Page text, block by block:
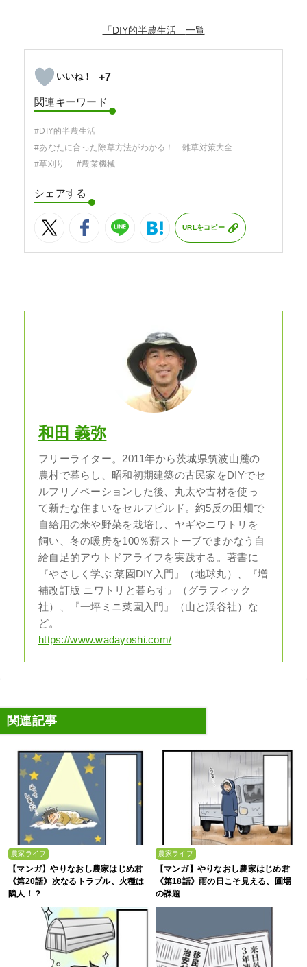
「DIY的半農生活」
+7
関連キーワード
#DIY的半農生活
#あなたに合った除草方法がわかる！ 雑草対策大全
#草刈り
#農業機械
シェアする
URLをコピー
和田 義弥
フリーライター。2011年から茨城県筑波山麓の
農村で暮らし、昭和初期建築の古民家をDIYでセ
ルフリノベーションした後、丸太や古材を使っ
て新たな住まいをセルフビルド。約5反の田畑で
自給用の米や野菜を栽培し、ヤギやニワトリを
飼い、冬の暖房を100％薪ストーブでまかなう自
給自足的アウトドアライフを実践する。著書に
『やさしく学ぶ 菜園DIY入門』（地球丸）、『増
補改訂版 ニワトリと暮らす』（グラフィック
社）、『一坪ミニ菜園入門』（山と渓谷社）な
ど。
https://www.wadayoshi.com/
関連記事
農家ライフ
【マンガ】やりなおし農家はじめ君
《第20話》次なるトラブル、火種は
隣人！？
農家ライフ
【マンガ】やりなおし農家はじめ君
《第18話》雨の日こそ見える、圃場
の課題